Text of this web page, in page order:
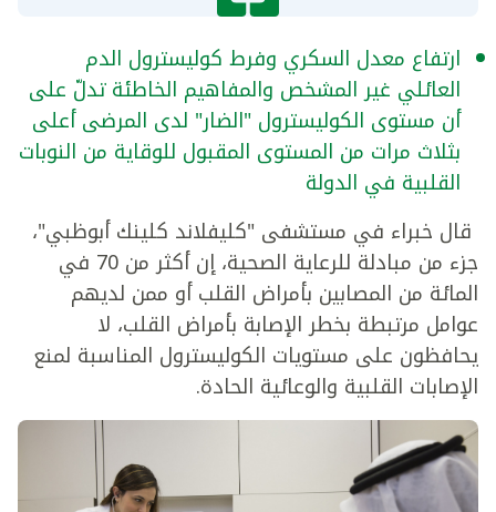
ارتفاع معدل السكري وفرط كوليسترول الدم
العائلي غير المشخص والمفاهيم الخاطئة تدلّ على
أن مستوى الكوليسترول "الضار" لدى المرضى أعلى
بثلاث مرات من المستوى المقبول للوقاية من النوبات
القلبية في الدولة
قال خبراء في مستشفى "كليفلاند كلينك أبوظبي"،
جزء من مبادلة للرعاية الصحية، إن أكثر من 70 في
المائة من المصابين بأمراض القلب أو ممن لديهم
عوامل مرتبطة بخطر الإصابة بأمراض القلب، لا
يحافظون على مستويات الكوليسترول المناسبة لمنع
الإصابات القلبية والوعائية الحادة.